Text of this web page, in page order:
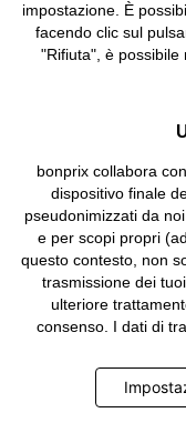
impostazione. È
facendo clic sul
"Rifiuta", è possibile
bonprix collabora
dispositivo finale
pseudonimizzati da
e per scopi propri
questo contesto, non
trasmissione dei
ulteriore
consenso. I dati di
pulsante "Accetta" nel
seguenti società: